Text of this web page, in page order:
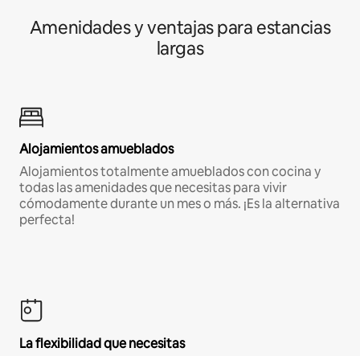
Amenidades y ventajas para estancias
largas
Alojamientos amueblados
Alojamientos totalmente amueblados con cocina y
todas las amenidades que necesitas para vivir
cómodamente durante un mes o más. ¡Es la alternativa
perfecta!
La flexibilidad que necesitas